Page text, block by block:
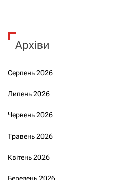
Архіви
Серпень 2026
Липень 2026
Червень 2026
Травень 2026
Квітень 2026